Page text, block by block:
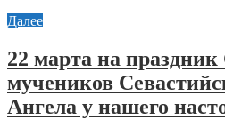
Далее
22 марта на
мучеников
Ангела у нашего